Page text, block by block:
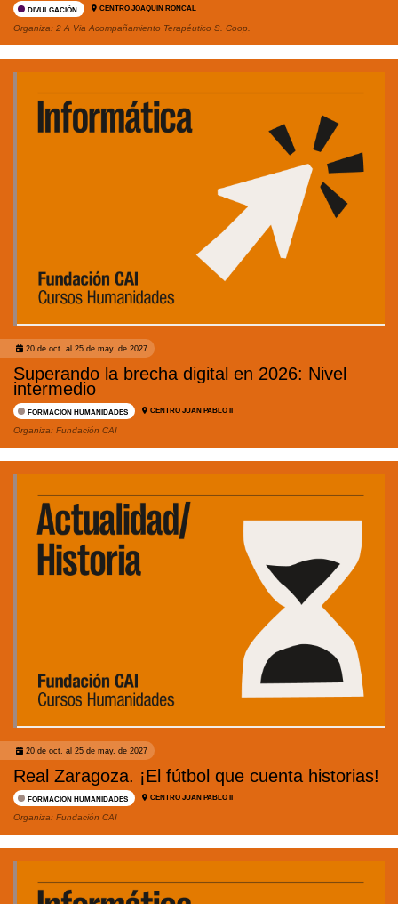
DIVULGACIÓN CENTRO JOAQUÍN RONCAL
Organiza: 2 A Via Acompañamiento Terapéutico S. Coop.
20 de oct. al 25 de may. de 2027
Superando la brecha digital en 2026: Nivel
intermedio
FORMACIÓN HUMANIDADES CENTRO JUAN PABLO II
Organiza: Fundación CAI
20 de oct. al 25 de may. de 2027
Real Zaragoza. ¡El fútbol que cuenta historias!
FORMACIÓN HUMANIDADES CENTRO JUAN PABLO II
Organiza: Fundación CAI